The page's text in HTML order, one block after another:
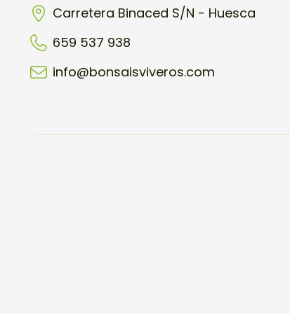
Carretera Binaced S/N - Huesca
659 537 938
info@bonsaisviveros.com